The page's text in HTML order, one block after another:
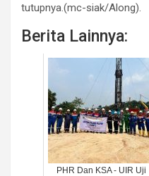
tutupnya.(mc-siak/Along).
Berita Lainnya:
PHR Dan KSA - UIR Uji